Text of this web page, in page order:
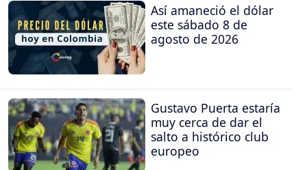
Así amaneció el dólar
este sábado 8 de
agosto de 2026
Gustavo Puerta estaría
muy cerca de dar el
salto a histórico club
europeo